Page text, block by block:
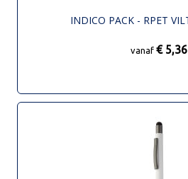
INDICO PACK - RPET
vanaf € 5,36